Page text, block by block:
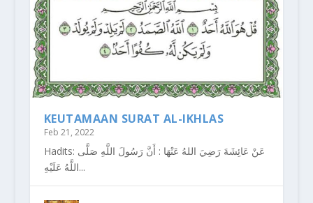
KEUTAMAAN SURAT AL-IKHLAS
Feb 21, 2022
Hadits: عَنْ عَائِشَةَ رَضِيَ اللهُ عَنْهَا : أَنَّ رَسُولَ اللَّهِ صَلَّى
اللَّهُ عَلَيْهِ...